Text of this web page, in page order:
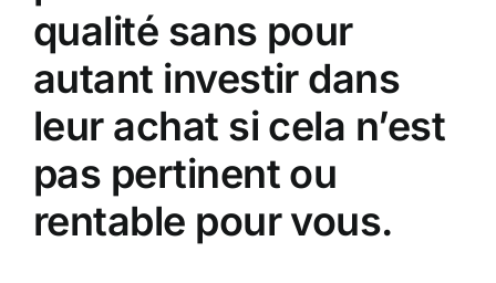
qualité sans pour
autant investir dans
leur achat si cela n’est
pas pertinent ou
rentable pour vous.